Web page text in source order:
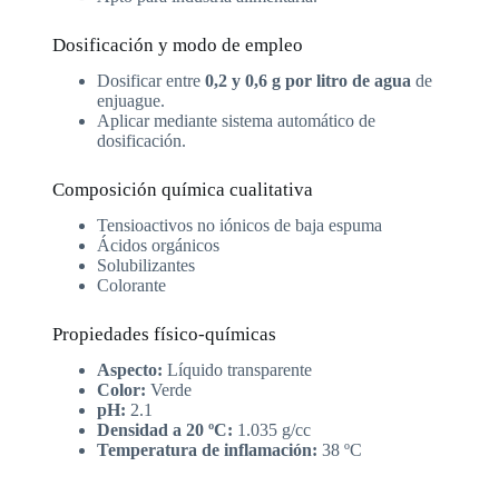
Dosificación y modo de empleo
Dosificar entre 0,2 y 0,6 g por litro de agua de
enjuague.
Aplicar mediante sistema automático de
dosificación.
Composición química cualitativa
Tensioactivos no iónicos de baja espuma
Ácidos orgánicos
Solubilizantes
Colorante
Propiedades físico-químicas
Aspecto: Líquido transparente
Color: Verde
pH: 2.1
Densidad a 20 ºC: 1.035 g/cc
Temperatura de inflamación: 38 ºC